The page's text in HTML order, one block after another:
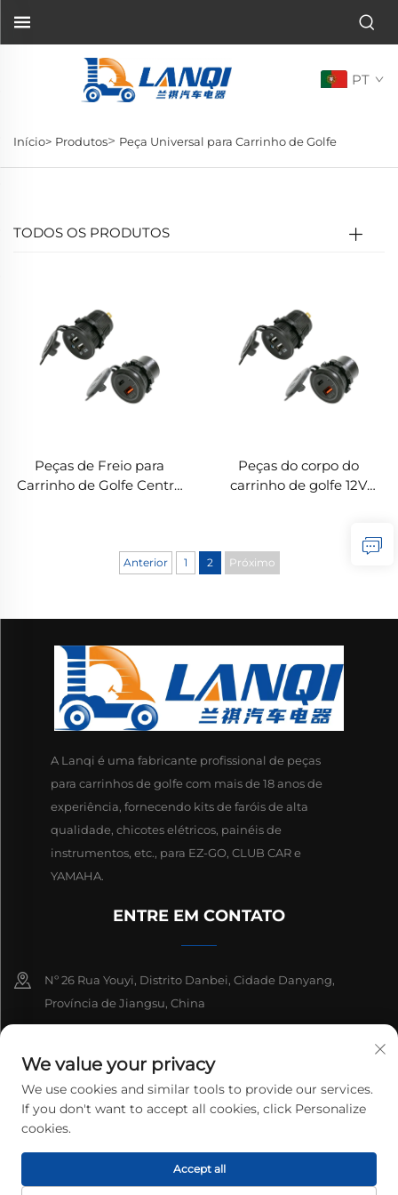
PT
Início> Produtos> Peça Universal para Carrinho de Golfe
TODOS OS PRODUTOS
Peças de Freio para
Carrinho de Golfe Centro
Peças do corpo do
carrinho de golfe 12V
para Carrinho de Golfe
Anterior 1 2 Próximo
A Lanqi é uma fabricante profissional de peças
para carrinhos de golfe com mais de 18 anos de
experiência, fornecendo kits de faróis de alta
qualidade, chicotes elétricos, painéis de
instrumentos, etc., para EZ-GO, CLUB CAR e
YAMAHA.
ENTRE EM CONTATO
Nº 26 Rua Youyi, Distrito Danbei, Cidade Danyang,
Província de Jiangsu, China
[email protected]
Copyright © 2026 Danyang Lanqi Auto Electrics Co., Ltd. Todos os
direitos reservados. Política de Privacidade
We value your privacy
We use cookies and similar tools to provide our services.
If you don't want to accept all cookies, click Personalize
cookies.
Accept all